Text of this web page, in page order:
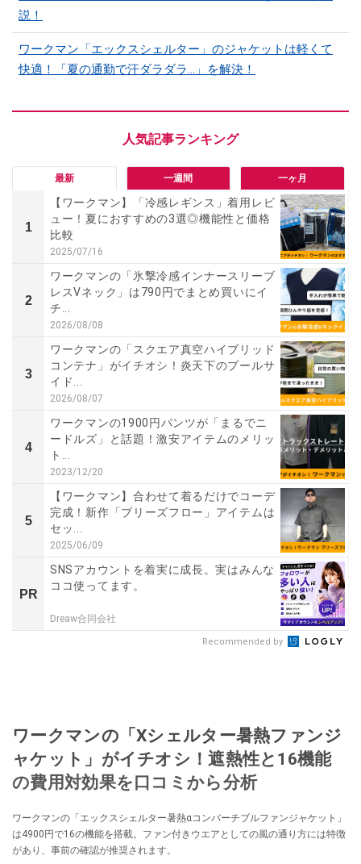
説！
ワークマン「エックスシェルター」のジャケットは軽くて
快適！「夏の通勤で汗ダラダラ...」を解決！
最新 一週間 一ヶ月
1
【ワークマン】「冷感レギンス」着用レビ
ュー！夏におすすめの3選◎機能性と価格
比較
2025/07/16
2
ワークマンの「氷撃冷感インナースリーブ
レスVネック」は790円でまとめ買いにイ
チ...
2026/08/08
3
ワークマンの「スクエア真空ハイブリッド
コンテナ」がイチオシ！炎天下のプールサ
イド...
2026/08/07
4
ワークマンの1900円パンツが「まるでニ
ードルズ」と話題！激安アイテムのメリッ
ト...
2023/12/20
5
【ワークマン】合わせて着るだけでコーデ
完成！新作「ブリーズフロー」アイテムは
セッ...
2025/06/09
PR
SNSアカウントを着実に成長。実はみんな
ココ使ってます。
Dreaw合同会社
Recommended by
ワークマンの「Xシェルター暑熱ファンジ
ャケット」がイチオシ！遮熱性と16機能
の費用対効果を口コミから分析
ワークマンの「エックスシェルター暑熱αコンバーチブルファンジャケット」
は4900円で16の機能を搭載。ファン付きウエアとしての風の通り方には特徴
があり、事前の確認が推奨されます。